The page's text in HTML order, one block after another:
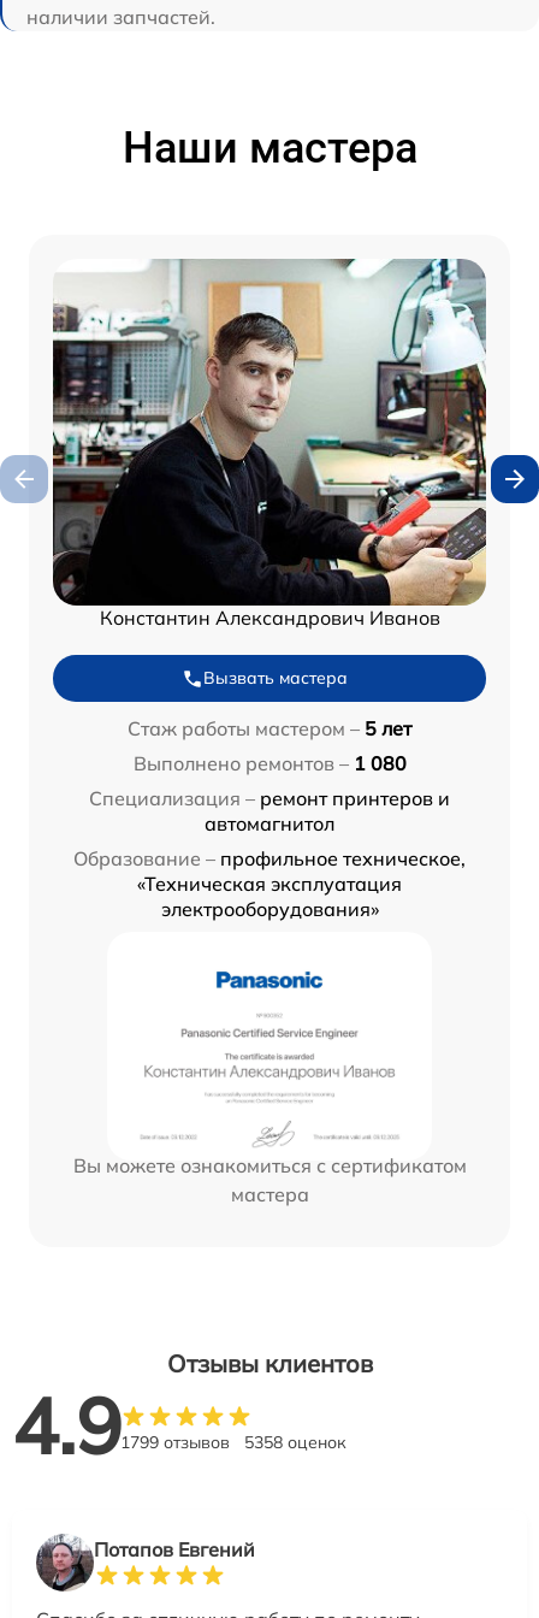
наличии запчастей.
Наши мастера
Константин Александрович Иванов
Вызвать мастера
Стаж работы мастером – 5 лет
Выполнено ремонтов – 1 080
Специализация – ремонт принтеров и
автомагнитол
Образование – профильное техническое,
«Техническая эксплуатация
электрооборудования»
Вы можете ознакомиться с сертификатом
мастера
Отзывы клиентов
4.91799 отзывов 5358 оценок
Потапов Евгений